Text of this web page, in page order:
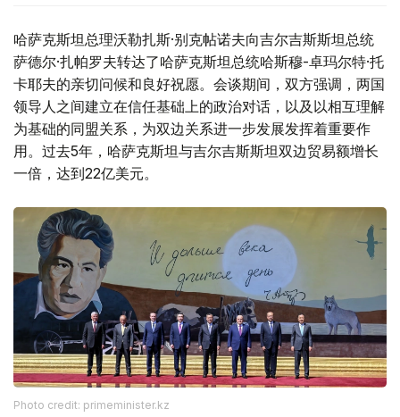
哈萨克斯坦总理沃勒扎斯·别克帖诺夫向吉尔吉斯斯坦总统
萨德尔·扎帕罗夫转达了哈萨克斯坦总统哈斯穆-卓玛尔特·托
卡耶夫的亲切问候和良好祝愿。会谈期间，双方强调，两国
领导人之间建立在信任基础上的政治对话，以及以相互理解
为基础的同盟关系，为双边关系进一步发展发挥着重要作
用。过去5年，哈萨克斯坦与吉尔吉斯斯坦双边贸易额增长
一倍，达到22亿美元。
Photo credit: primeminister.kz